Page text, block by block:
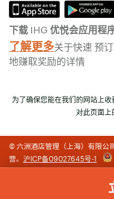
下载 IHG 优悦会应用程
了解更多关于快速 预
地赚取奖励的详情
为了确保您能在我们的网站上收
对此页面上
© 六洲酒店管理（上海）有限公
营。 沪ICP备09027645号-1